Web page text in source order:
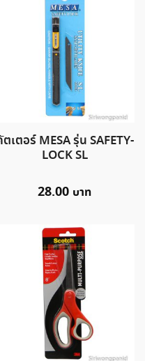
เตอร์ MESA รุ่น SAFETY-
LOCK SL
28.00